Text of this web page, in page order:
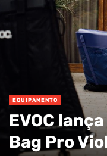
EQUIPAMENTO
EVOC
Bag Pro